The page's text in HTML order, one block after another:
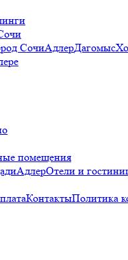
СочиАдлерДагомыс
помещения
АдлерОтели и
КонтактыПолитика